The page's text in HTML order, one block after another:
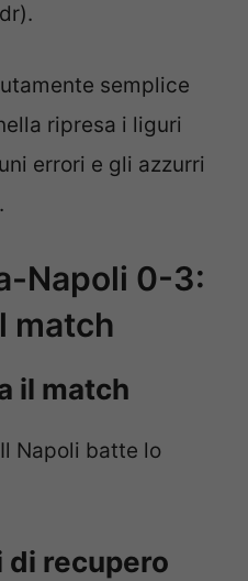
semplice
ripresa i liguri
errori e gli azzurri
Napoli 0-3:
match
il match
Napoli batte lo
di recupero